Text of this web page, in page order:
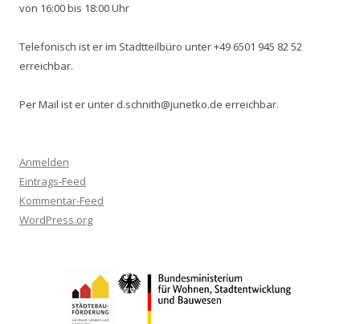
von 16:00 bis 18:00 Uhr
Telefonisch ist er im Stadtteilbüro unter +49 6501 945 82 52
erreichbar.
Per Mail ist er unter d.schnith@junetko.de erreichbar.
Anmelden
Eintrags-Feed
Kommentar-Feed
WordPress.org